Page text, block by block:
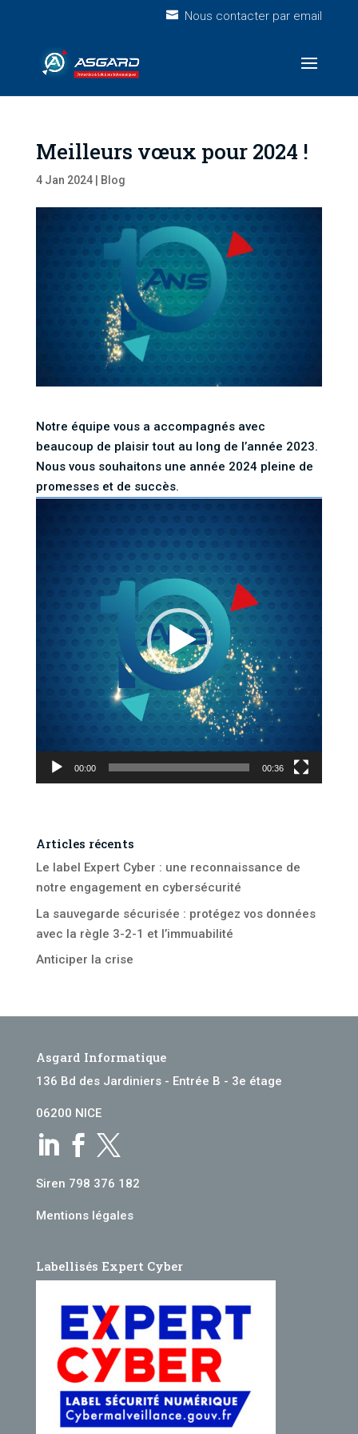
Nous contacter par email
Meilleurs vœux pour 2024 !
4 Jan 2024| Blog
Notre équipe vous a accompagnés avec
beaucoup de plaisir tout au long de l’année 2023.
Nous vous souhaitons une année 2024 pleine de
promesses et de succès.
00:00 00:36
Articles récents
Le label Expert Cyber : une reconnaissance de
notre engagement en cybersécurité
La sauvegarde sécurisée : protégez vos données
avec la règle 3-2-1 et l’immuabilité
Anticiper la crise
Asgard Informatique
136 Bd des Jardiniers - Entrée B - 3e étage
06200 NICE
  
Siren 798 376 182
Mentions légales
Labellisés Expert Cyber